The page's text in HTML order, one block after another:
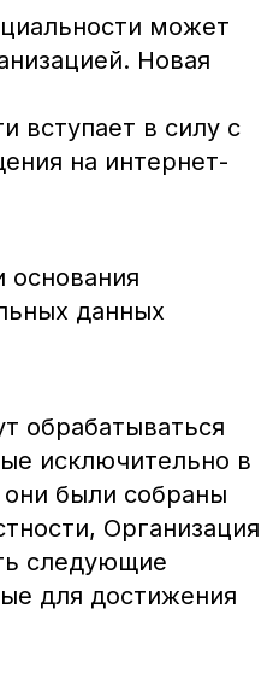
может
Новая
вступает в силу с
на интернет-
основания
данных
обрабатываться
исключительно в
были собраны
Организация
следующие
для достижения